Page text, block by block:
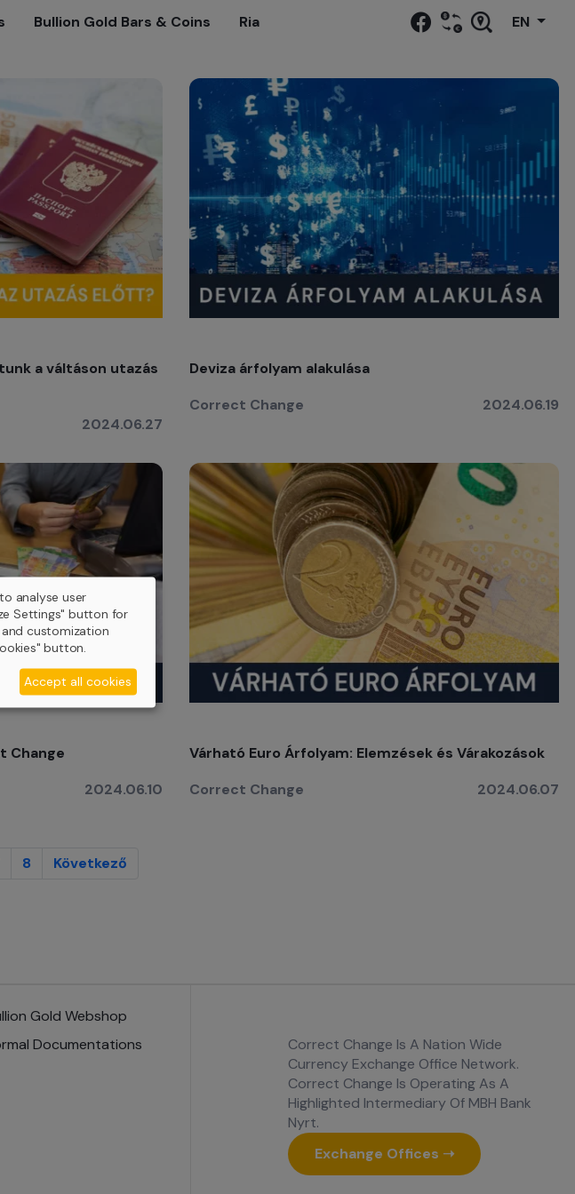
Bullion Gold Bars & Coins Ria EN
a váltáson utazás
2024.06.27
Deviza árfolyam alakulása
Correct Change
2024.06.19
Change
2024.06.10
Várható Euro Árfolyam: Elemzések és Várakozások
Correct Change
2024.06.07
8 Következő
Gold Webshop
Documentations
Correct Change Is A Nation Wide
Currency Exchange Office Network.
Correct Change Is Operating As A
Highlighted Intermediary Of MBH Bank
Nyrt.
Exchange Offices ➝
analyse user
Settings" button for
customization
button.
Accept all cookies